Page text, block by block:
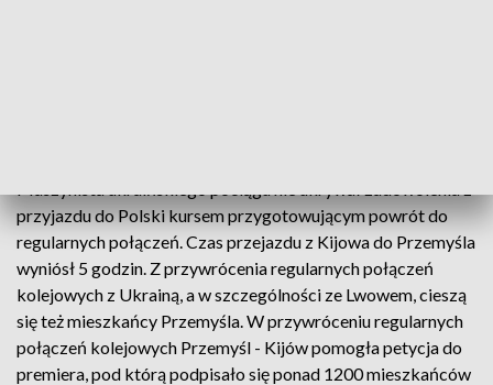
przyjazdu do Polski kursem przygotowującym powrót do
regularnych połączeń. Czas przejazdu z Kijowa do Przemyśla
wyniósł 5 godzin. Z przywrócenia regularnych połączeń
kolejowych z Ukrainą, a w szczególności ze Lwowem, cieszą
się też mieszkańcy Przemyśla. W przywróceniu regularnych
połączeń kolejowych Przemyśl - Kijów pomogła petycja do
premiera, pod którą podpisało się ponad 1200 mieszkańców